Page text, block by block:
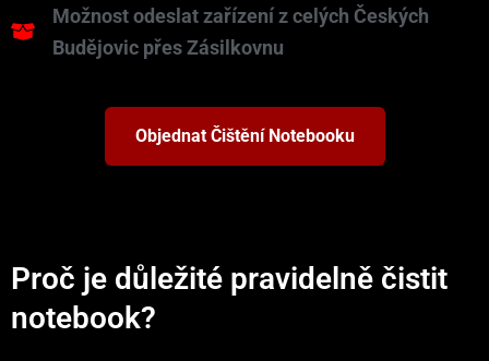
Možnost odeslat zařízení z celých Českých
Budějovic přes Zásilkovnu
Objednat Čištění Notebooku
Proč je důležité pravidelně čistit
notebook?